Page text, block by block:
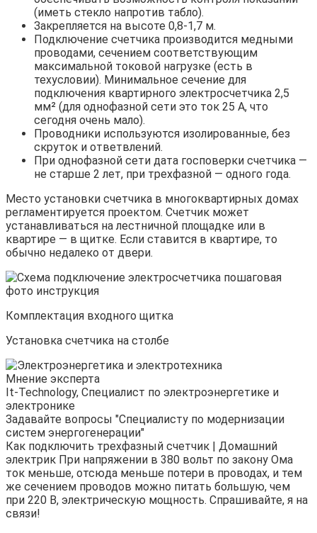
(иметь стекло напротив табло).
Закрепляется на высоте 0,8-1,7 м.
Подключение счетчика производится медными
проводами, сечением соответствующим
максимальной токовой нагрузке (есть в
техусловии). Минимальное сечение для
подключения квартирного электросчетчика 2,5
мм² (для однофазной сети это ток 25 А, что
сегодня очень мало).
Проводники используются изолированные, без
скруток и ответвлений.
При однофазной сети дата госповерки счетчика —
не старше 2 лет, при трехфазной — одного года.
Место установки счетчика в многоквартирных домах
регламентируется проектом. Счетчик может
устанавливаться на лестничной площадке или в
квартире — в щитке. Если ставится в квартире, то
обычно недалеко от двери.
Комплектация входного щитка
Установка счетчика на столбе
Мнение эксперта
It-Technology, Cпециалист по электроэнергетике и
электронике
Задавайте вопросы "Специалисту по модернизации
систем энергогенерации"
Как подключить трехфазный счетчик | Домашний
электрик При напряжении в 380 вольт по закону Ома
ток меньше, отсюда меньше потери в проводах, и тем
же сечением проводов можно питать большую, чем
при 220 В, электрическую мощность. Спрашивайте, я на
связи!